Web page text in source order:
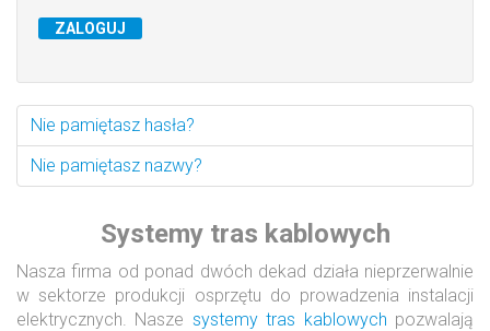
ZALOGUJ
Nie pamiętasz hasła?
Nie pamiętasz nazwy?
Systemy tras kablowych
Nasza firma od ponad dwóch dekad działa nieprzerwalnie
w sektorze produkcji osprzętu do prowadzenia instalacji
elektrycznych. Nasze systemy tras kablowych pozwalają